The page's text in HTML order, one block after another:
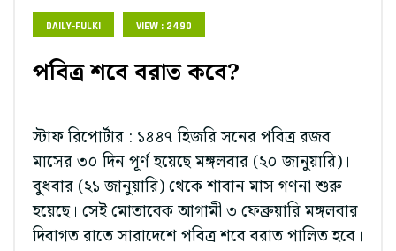
DAILY-FULKI VIEW : 2490
পবিত্র শবে বরাত কবে?
স্টাফ রিপোর্টার : ১৪৪৭ হিজরি সনের পবিত্র রজব
মাসের ৩০ দিন পূর্ণ হয়েছে মঙ্গলবার (২০ জানুয়ারি)।
বুধবার (২১ জানুয়ারি) থেকে শাবান মাস গণনা শুরু
হয়েছে। সেই মোতাবেক আগামী ৩ ফেব্রুয়ারি মঙ্গলবার
দিবাগত রাতে সারাদেশে পবিত্র শবে বরাত পালিত হবে।